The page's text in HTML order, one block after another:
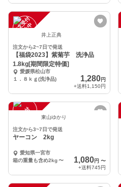
注
文
受
付
停
止
中 井上正典
注文から2~7日で発送
【福袋2023】紫菊芋 洗浄品
1.8kg[期間限定特価]
愛媛県松山市
１．８ｋｇ(洗浄品)
1,280円
+送料1,150円
注
文
受
付
停
止 東山ゆかり
注文から3~7日で発送
ヤーコン 2kg
愛知県一宮市
箱の重量も含め2kg〜 1,080円 〜
+送料745円